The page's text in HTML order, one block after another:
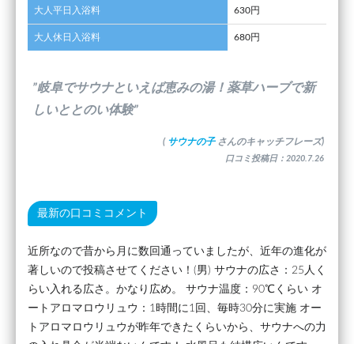
大人平日入浴料 630円
大人休日入浴料 680円
”岐阜でサウナといえば恵みの湯！薬草ハーブで新
しいととのい体験”
( サウナの子 さんのキャッチフレーズ)
口コミ投稿日：2020.7.26
最新の口コミコメント
近所なので昔から月に数回通っていましたが、近年の進化が
著しいので投稿させてください！(男) サウナの広さ：25人く
らい入れる広さ。かなり広め。 サウナ温度：90℃くらい オ
ートアロマロウリュウ：1時間に1回、毎時30分に実施 オー
トアロマロウリュウが昨年できたくらいから、サウナへの力